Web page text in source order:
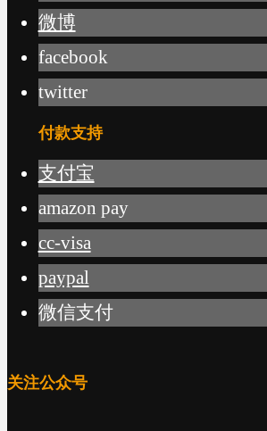
微博
facebook
twitter
付款支持
支付宝
amazon pay
cc-visa
paypal
微信支付
关注公众号